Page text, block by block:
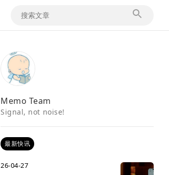
Memo Team
Signal, not noise!
最新快讯
26-04-27